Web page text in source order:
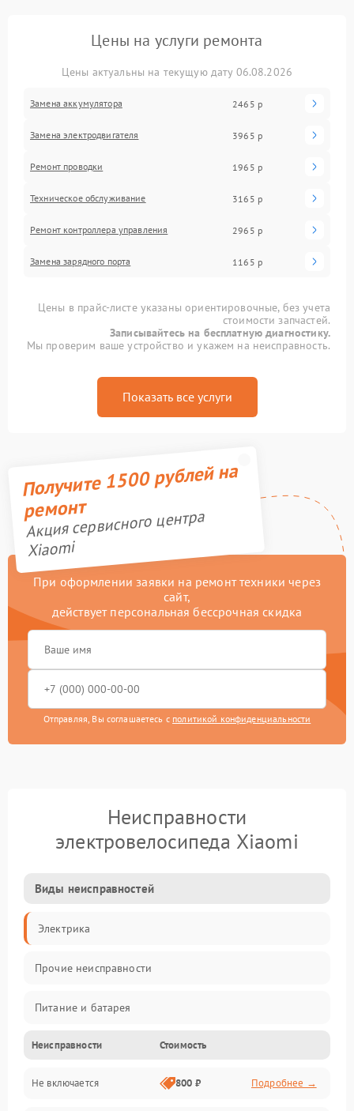
Цены на услуги ремонта
Цены актуальны на текущую дату 06.08.2026
Замена аккумулятора 2465 р
Замена электродвигателя 3965 р
Ремонт проводки 1965 р
Техническое обслуживание 3165 р
Ремонт контроллера управления 2965 р
Замена зарядного порта 1165 р
Цены в прайс-листе указаны ориентировочные, без учета
стоимости запчастей.
Записывайтесь на бесплатную диагностику.
Мы проверим ваше устройство и укажем на неисправность.
Показать все услуги
Получите 1500 рублей на
ремонт
Акция сервисного центра
Xiaomi
При оформлении заявки на ремонт техники через
сайт,
действует персональная бессрочная скидка
Отправляя, Вы соглашаетесь с политикой конфиденциальности
Неисправности
электровелосипеда Xiaomi
Виды неисправностей
Электрика
Прочие неисправности
Питание и батарея
Двигатель и ходовая часть
Тормоза и безопасность
Неисправности Стоимость
Не включается 800 ₽ Подробнее →